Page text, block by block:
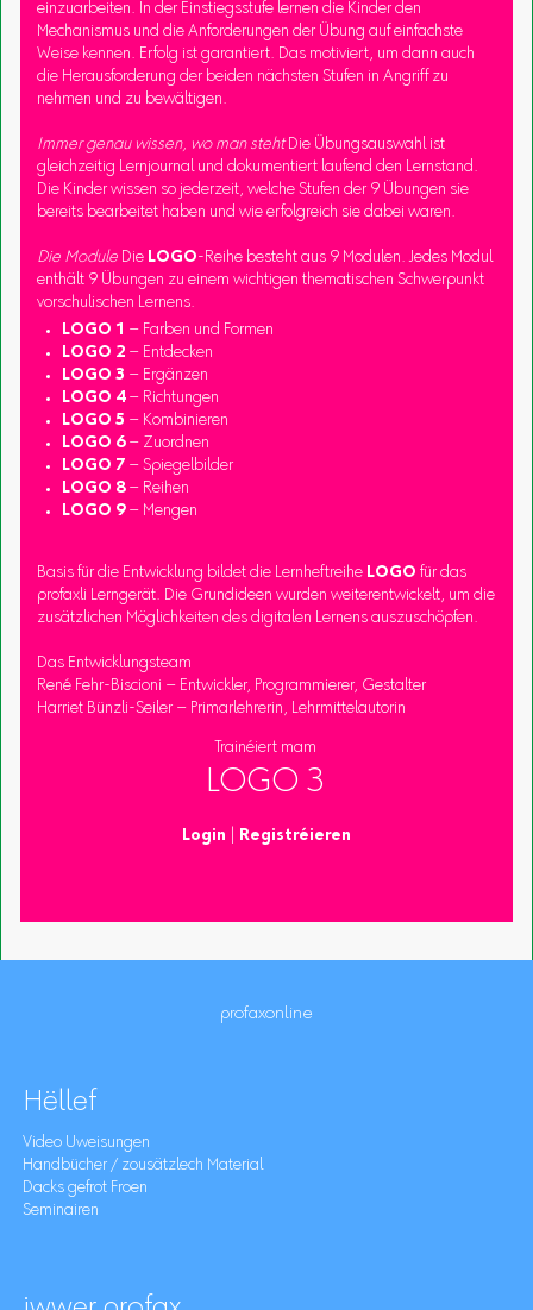
einzuarbeiten. In der Einstiegsstufe lernen die Kinder den
Mechanismus und die Anforderungen der Übung auf einfachste
Weise kennen. Erfolg ist garantiert. Das motiviert, um dann auch
die Herausforderung der beiden nächsten Stufen in Angriff zu
nehmen und zu bewältigen.
Immer genau wissen, wo man stehtDie Übungsauswahl ist
gleichzeitig Lernjournal und dokumentiert laufend den Lernstand.
Die Kinder wissen so jederzeit, welche Stufen der 9 Übungen sie
bereits bearbeitet haben und wie erfolgreich sie dabei waren.
Die Module Die LOGO-Reihe besteht aus 9 Modulen. Jedes Modul
enthält 9 Übungen zu einem wichtigen thematischen Schwerpunkt
vorschulischen Lernens.
LOGO 1 – Farben und Formen
LOGO 2 – Entdecken
LOGO 3 – Ergänzen
LOGO 4– Richtungen
LOGO 5 – Kombinieren
LOGO 6– Zuordnen
LOGO 7 – Spiegelbilder
LOGO 8– Reihen
LOGO 9– Mengen
Basis für die Entwicklung bildet die Lernheftreihe LOGO für das
profaxli Lerngerät. Die Grundideen wurden weiterentwickelt, um die
zusätzlichen Möglichkeiten des digitalen Lernens auszuschöpfen.
Das Entwicklungsteam
René Fehr-Biscioni – Entwickler, Programmierer, Gestalter
Harriet Bünzli-Seiler – Primarlehrerin, Lehrmittelautorin
Trainéiert mam
LOGO 3
Login Registréieren
profaxonline
Hëllef
Video Uweisungen
Handbücher / zousätzlech Material
Dacks gefrot Froen
Seminairen